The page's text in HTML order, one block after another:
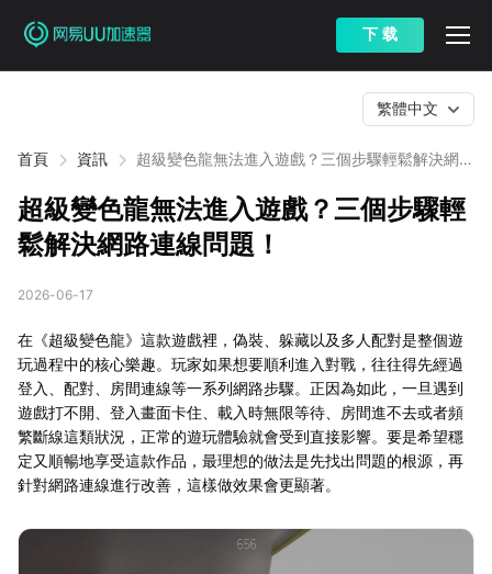
下 载
首頁 資訊
超級變色龍無法進入遊戲？三個步驟輕鬆解決網路
繁體中文
超級變色龍無法進入遊戲？三個步驟輕
鬆解決網路連線問題！
2026-06-17
在《超級變色龍》這款遊戲裡，偽裝、躲藏以及多人配對是整個遊
玩過程中的核心樂趣。玩家如果想要順利進入對戰，往往得先經過
登入、配對、房間連線等一系列網路步驟。正因為如此，一旦遇到
遊戲打不開、登入畫面卡住、載入時無限等待、房間進不去或者頻
繁斷線這類狀況，正常的遊玩體驗就會受到直接影響。要是希望穩
定又順暢地享受這款作品，最理想的做法是先找出問題的根源，再
針對網路連線進行改善，這樣做效果會更顯著。